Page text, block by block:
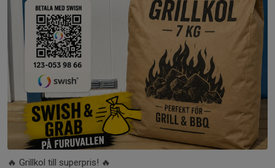
🔥 Grillkol till superpris! 🔥